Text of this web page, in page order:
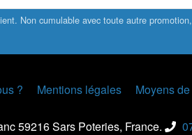
Non cumulable avec toute autre
? Mentions légales Moyens
59216 Sars Poteries, France.